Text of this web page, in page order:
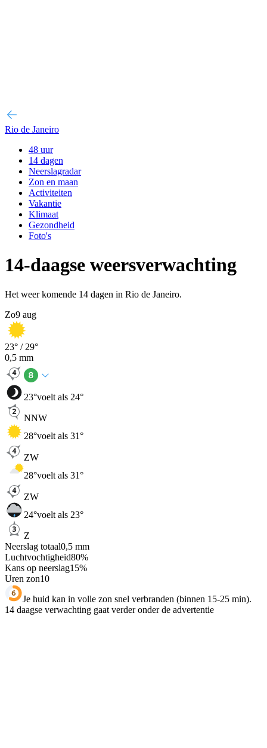
Rio de Janeiro
48 uur
14 dagen
Neerslagradar
Zon en maan
Activiteiten
Vakantie
Klimaat
Gezondheid
Foto's
14-daagse weersverwachting
Het weer komende 14 dagen in Rio de Janeiro.
Zo9 aug
23° / 29°
0,5 mm
23°voelt als 24°
NNW
28°voelt als 31°
ZW
28°voelt als 31°
ZW
24°voelt als 23°
Z
Neerslag totaal0,5 mm
Luchtvochtigheid80%
Kans op neerslag15%
Uren zon10
Je huid kan in volle zon snel verbranden (binnen 15-25 min).
14 daagse verwachting gaat verder onder de advertentie